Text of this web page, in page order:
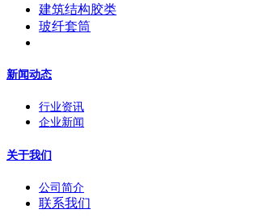
建筑结构胶类
玻纤套筒
新闻动态
行业资讯
企业新闻
关于我们
公司简介
联系我们